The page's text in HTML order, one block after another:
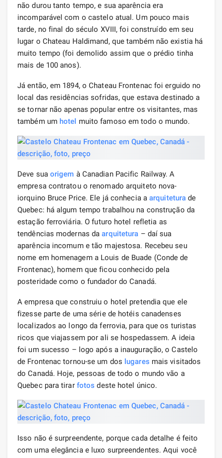
não durou tanto tempo, e sua aparência era
incomparável com o castelo atual. Um pouco mais
tarde, no final do século XVIII, foi construído em seu
lugar o Chateau Haldimand, que também não existia há
muito tempo (foi demolido assim que o prédio tinha
mais de 100 anos).
Já então, em 1894, o Chateau Frontenac foi erguido no
local das residências sofridas, que estava destinado a
se tornar não apenas popular entre os visitantes, mas
também um hotel muito famoso em todo o mundo.
Deve sua origem à Canadian Pacific Railway. A
empresa contratou o renomado arquiteto nova-
iorquino Bruce Price. Ele já conhecia aarquitetura de
Quebec: há algum tempo trabalhou na construção da
estação ferroviária. O futuro hotel refletia as
tendências modernas daarquitetura – daí sua
aparência incomum e tão majestosa. Recebeu seu
nome em homenagem a Louis de Buade (Conde de
Frontenac), homem que ficou conhecido pela
posteridade como o fundador do Canadá.
A empresa que construiu o hotel pretendia que ele
fizesse parte de uma série de hotéis canadenses
localizados ao longo da ferrovia, para que os turistas
ricos que viajassem por ali se hospedassem. A ideia
foi um sucesso – logo após a inauguração, o Castelo
de Frontenac tornou-se um dos lugares mais visitados
do Canadá. Hoje, pessoas de todo o mundo vão a
Quebec para tirar fotos deste hotel único.
Isso não é surpreendente, porque cada detalhe é feito
com uma elegância e luxo surpreendentes. Aqui você